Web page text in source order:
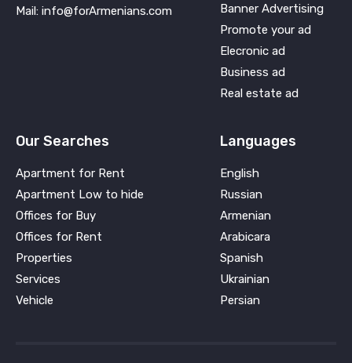
Mail: info@forArmenians.com
Banner Advertising
Promote your ad
Elecronic ad
Business ad
Real estate ad
Our Searches
Apartment for Rent
Apartment Low to hide
Offices for Buy
Offices for Rent
Properties
Services
Vehicle
Languages
English
Russian
Armenian
Arabicara
Spanish
Ukrainian
Persian